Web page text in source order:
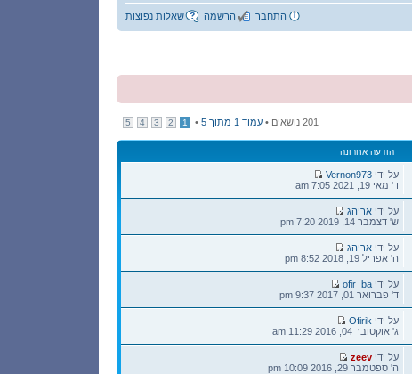
שאלות נפוצות הרשמה התחבר
201 נושאים • עמוד 1 מתוך5
•
1
2
3
4
5
הודעה אחרונה
הודעה
אחרונה
על ידיVernon973
ד' מאי 19, 2021 7:05 am
הודעה
אחרונה
על ידיאריהג
ש' דצמבר 14, 2019 7:20 pm
הודעה
אחרונה
על ידיאריהג
ה' אפריל 19, 2018 8:52 pm
הודעה
אחרונה
על ידיofir_ba
ד' פברואר 01, 2017 9:37 pm
הודעה
אחרונה
על ידי Ofirik
ג' אוקטובר 04, 2016 11:29 am
הודעה
אחרונה
על ידיzeev
ה' ספטמבר 29, 2016 10:09 pm